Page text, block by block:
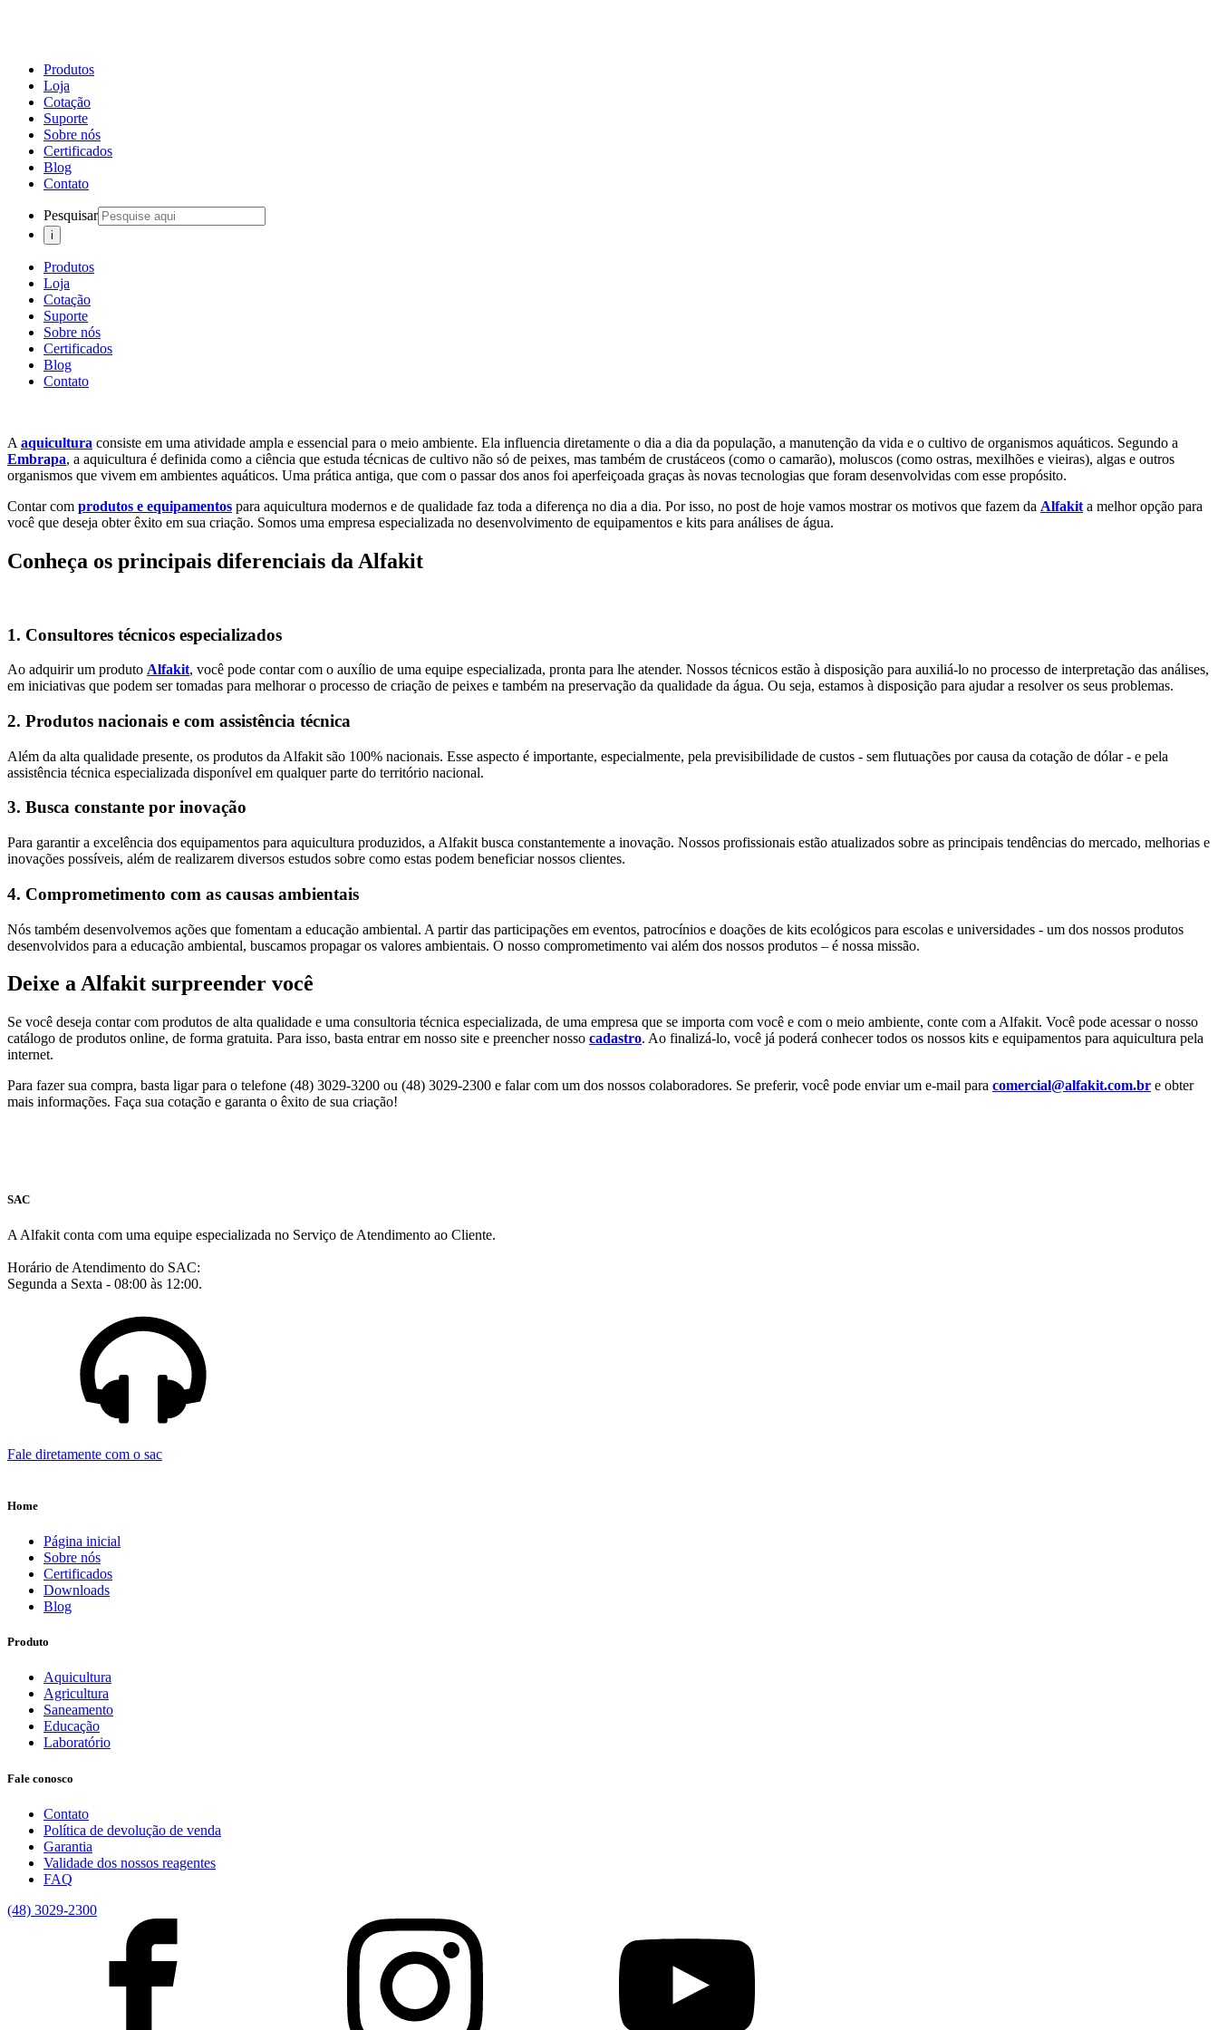
Produtos
Loja
Cotação
Suporte
Sobre nós
Certificados
Blog
Contato
Pesquisar
Produtos
Loja
Cotação
Suporte
Sobre nós
Certificados
Blog
Contato
A aquicultura consiste em uma atividade ampla e essencial para o meio ambiente. Ela influencia diretamente o dia a dia da população, a manutenção da vida e o cultivo de organismos aquáticos. Segundo a
Embrapa, a aquicultura é definida como a ciência que estuda técnicas de cultivo não só de peixes, mas também de crustáceos (como o camarão), moluscos (como ostras, mexilhões e vieiras), algas e outros
organismos que vivem em ambientes aquáticos. Uma prática antiga, que com o passar dos anos foi aperfeiçoada graças às novas tecnologias que foram desenvolvidas com esse propósito.
Contar com produtos e equipamentos para aquicultura modernos e de qualidade faz toda a diferença no dia a dia. Por isso, no post de hoje vamos mostrar os motivos que fazem da Alfakit a melhor opção para
você que deseja obter êxito em sua criação. Somos uma empresa especializada no desenvolvimento de equipamentos e kits para análises de água.
Conheça os principais diferenciais da Alfakit
1. Consultores técnicos especializados
Ao adquirir um produto Alfakit, você pode contar com o auxílio de uma equipe especializada, pronta para lhe atender. Nossos técnicos estão à disposição para auxiliá-lo no processo de interpretação das análises,
em iniciativas que podem ser tomadas para melhorar o processo de criação de peixes e também na preservação da qualidade da água. Ou seja, estamos à disposição para ajudar a resolver os seus problemas.
2. Produtos nacionais e com assistência técnica
Além da alta qualidade presente, os produtos da Alfakit são 100% nacionais. Esse aspecto é importante, especialmente, pela previsibilidade de custos - sem flutuações por causa da cotação de dólar - e pela
assistência técnica especializada disponível em qualquer parte do território nacional.
3. Busca constante por inovação
Para garantir a excelência dos equipamentos para aquicultura produzidos, a Alfakit busca constantemente a inovação. Nossos profissionais estão atualizados sobre as principais tendências do mercado, melhorias e
inovações possíveis, além de realizarem diversos estudos sobre como estas podem beneficiar nossos clientes.
4. Comprometimento com as causas ambientais
Nós também desenvolvemos ações que fomentam a educação ambiental. A partir das participações em eventos, patrocínios e doações de kits ecológicos para escolas e universidades - um dos nossos produtos
desenvolvidos para a educação ambiental, buscamos propagar os valores ambientais. O nosso comprometimento vai além dos nossos produtos – é nossa missão.
Deixe a Alfakit surpreender você
Se você deseja contar com produtos de alta qualidade e uma consultoria técnica especializada, de uma empresa que se importa com você e com o meio ambiente, conte com a Alfakit. Você pode acessar o nosso
catálogo de produtos online, de forma gratuita. Para isso, basta entrar em nosso site e preencher nosso cadastro. Ao finalizá-lo, você já poderá conhecer todos os nossos kits e equipamentos para aquicultura pela
internet.
Para fazer sua compra, basta ligar para o telefone (48) 3029-3200 ou (48) 3029-2300 e falar com um dos nossos colaboradores. Se preferir, você pode enviar um e-mail para comercial@alfakit.com.br e obter
mais informações. Faça sua cotação e garanta o êxito de sua criação!
SAC
A Alfakit conta com uma equipe especializada no Serviço de Atendimento ao Cliente.
Horário de Atendimento do SAC:
Segunda a Sexta - 08:00 às 12:00.
Fale diretamente com o sac
Home
Página inicial
Sobre nós
Certificados
Downloads
Blog
Produto
Aquicultura
Agricultura
Saneamento
Educação
Laboratório
Fale conosco
Contato
Política de devolução de venda
Garantia
Validade dos nossos reagentes
FAQ
(48) 3029-2300